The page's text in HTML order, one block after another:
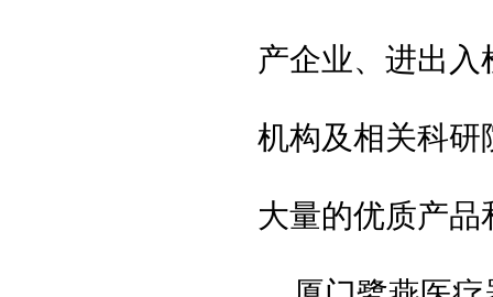
产企业、进出
机构及相关科研
大量的优质产